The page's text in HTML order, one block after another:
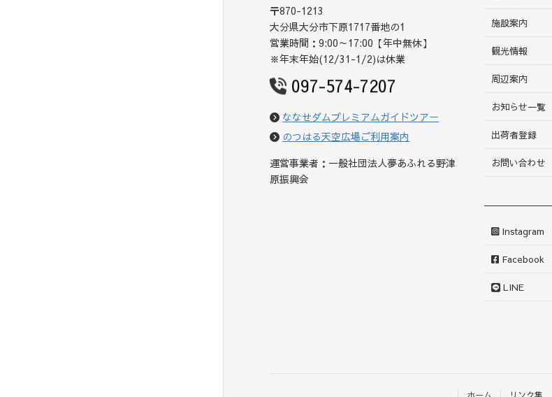
〒870-1213
大分県大分市下原1717番地の1
営業時間：9:00～17:00【年中無休】
※年末年始(12/31-1/2)は休業
097-574-7207
ななせダムプレミアムガイドツアー
のつはる天空広場ご利用案内
運営事業者：一般社団法人夢あふれる野津
原振興会
施設案内
観光情報
周辺案内
お知らせ一覧
出荷者登録
お問い合わせ
Instagram
Facebook
LINE